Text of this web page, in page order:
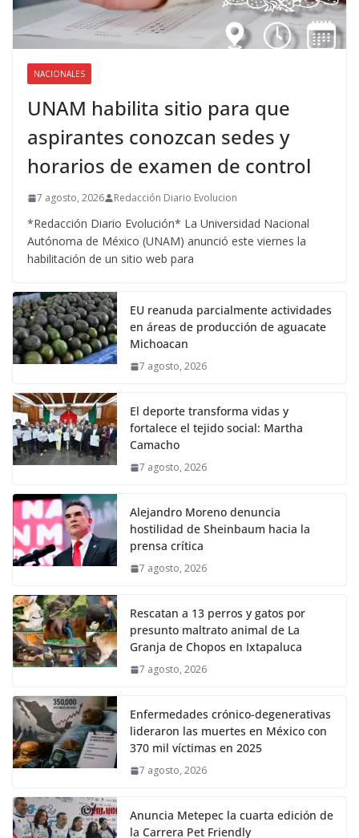
NACIONALES
UNAM habilita sitio para que
aspirantes conozcan sedes y
horarios de examen de control
7 agosto, 2026 Redacción Diario Evolucion
*Redacción Diario Evolución* La Universidad Nacional
Autónoma de México (UNAM) anunció este viernes la
habilitación de un sitio web para
EU reanuda parcialmente actividades
en áreas de producción de aguacate
Michoacan
7 agosto, 2026
El deporte transforma vidas y
fortalece el tejido social: Martha
Camacho
7 agosto, 2026
Alejandro Moreno denuncia
hostilidad de Sheinbaum hacia la
prensa crítica
7 agosto, 2026
Rescatan a 13 perros y gatos por
presunto maltrato animal de La
Granja de Chopos en Ixtapaluca
7 agosto, 2026
Enfermedades crónico-degenerativas
lideraron las muertes en México con
370 mil víctimas en 2025
7 agosto, 2026
Anuncia Metepec la cuarta edición de
la Carrera Pet Friendly